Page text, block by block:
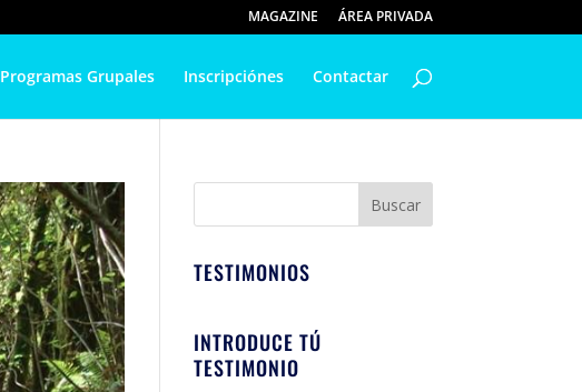
MAGAZINE ÁREA PRIVADA
Programas Grupales Inscripciónes Contactar
TESTIMONIOS
INTRODUCE TÚ
TESTIMONIO